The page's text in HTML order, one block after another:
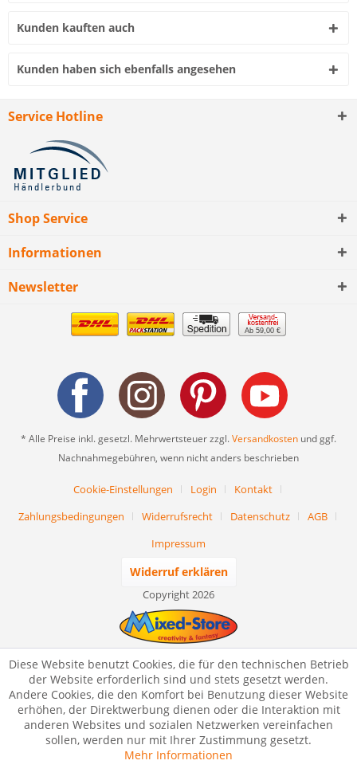
Kunden kauften auch
Kunden haben sich ebenfalls angesehen
Service Hotline
Shop Service
Informationen
Newsletter
Ab 59,00 €
* Alle Preise inkl. gesetzl. Mehrwertsteuer zzgl.Versandkosten und ggf.
Nachnahmegebühren, wenn nicht anders beschrieben
Cookie-Einstellungen Login
Kontakt
Zahlungsbedingungen
Widerrufsrecht Datenschutz
AGB
Impressum
Widerruf erklären
Copyright 2026
Diese Website benutzt Cookies, die für den technischen Betrieb
der Website erforderlich sind und stets gesetzt werden.
Andere Cookies, die den Komfort bei Benutzung dieser Website
erhöhen, der Direktwerbung dienen oder die Interaktion mit
anderen Websites und sozialen Netzwerken vereinfachen
sollen, werden nur mit Ihrer Zustimmung gesetzt.
Mehr Informationen